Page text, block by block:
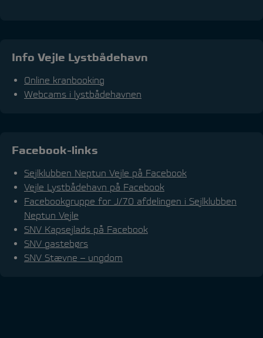
Info Vejle Lystbådehavn
Online kranbooking
Webcams i lystbådehavnen
Facebook-links
Sejlklubben Neptun Vejle på Facebook
Vejle Lystbådehavn på Facebook
Facebookgruppe for J/70 afdelingen i Sejlklubben
Neptun Vejle
SNV Kapsejlads på Facebook
SNV gastebørs
SNV Stævne – ungdom